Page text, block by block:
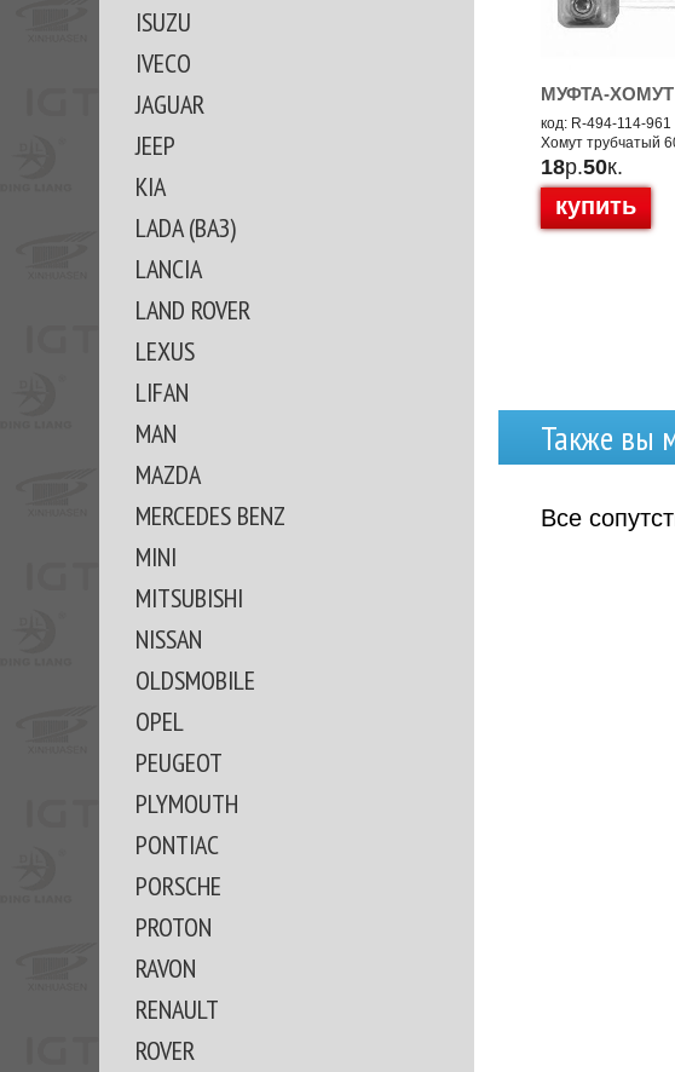
ISUZU
IVECO
JAGUAR
JEEP
KIA
LADA (ВАЗ)
LANCIA
LAND ROVER
LEXUS
LIFAN
MAN
MAZDA
MERCEDES BENZ
MINI
MITSUBISHI
NISSAN
OLDSMOBILE
OPEL
PEUGEOT
PLYMOUTH
PONTIAC
PORSCHE
PROTON
RAVON
RENAULT
ROVER
МУФТА-ХОМУТ
код: R-494-114-961
Хомут трубчатый
18р.50к.
купить
Также вы
Все